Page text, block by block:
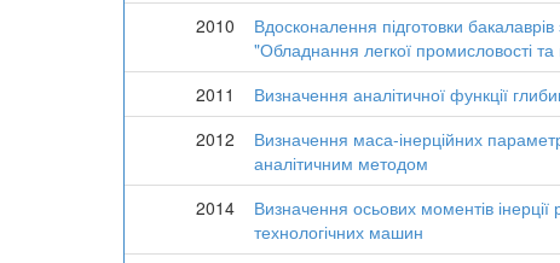
2010
Вдосконалення підготовки
"Обладнання легкої промисловості
2011 Визначення аналітичної функції
2012
Визначення маса-інерційних
аналітичним методом
2014
Визначення осьових моментів
технологічних машин